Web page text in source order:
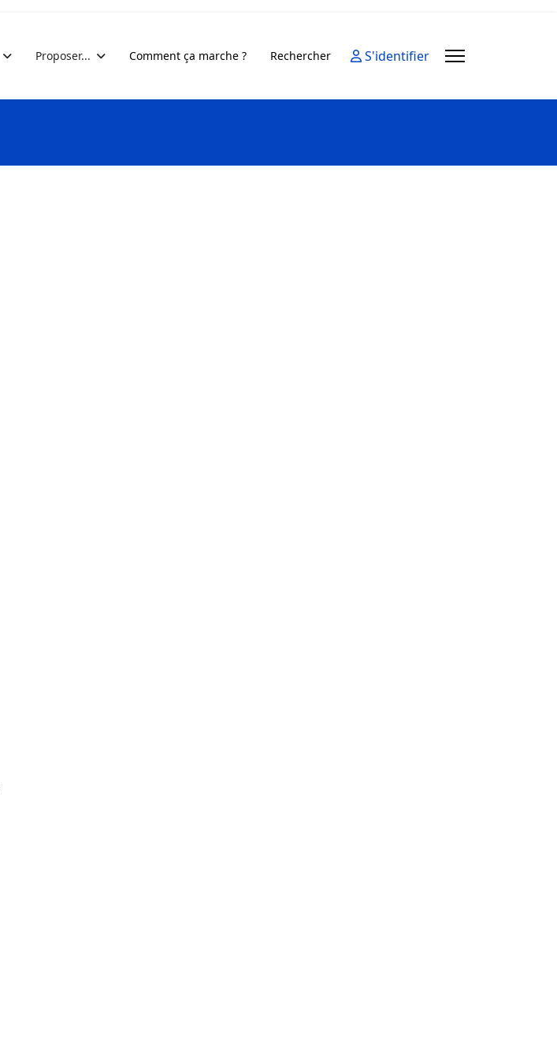
Proposer... Comment ça marche ? Rechercher S'identifier